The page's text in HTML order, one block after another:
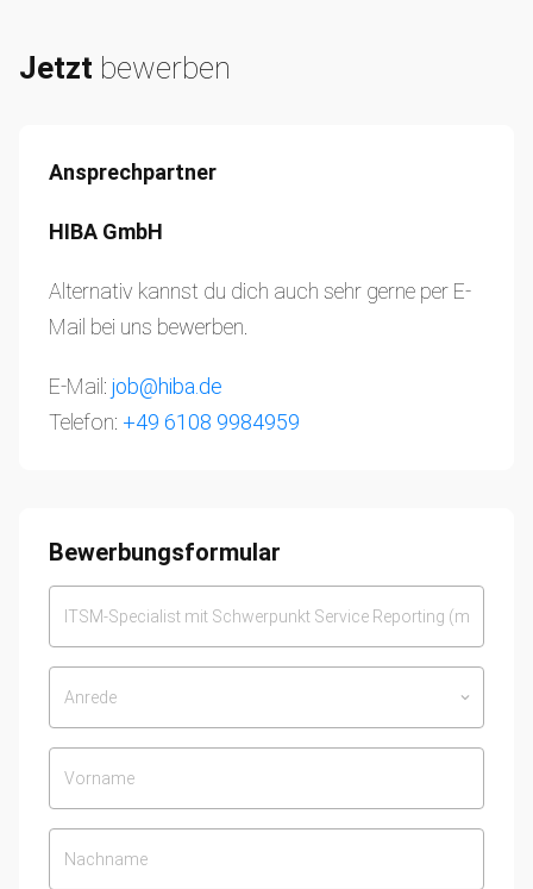
Jetzt bewerben
Ansprechpartner
HIBA GmbH
Alternativ kannst du dich auch sehr gerne per E-
Mail bei uns bewerben.
E-Mail: job@hiba.de
Telefon: +49 6108 9984959
Bewerbungsformular
Anrede keyboard_arrow_down